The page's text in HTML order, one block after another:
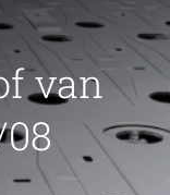
van